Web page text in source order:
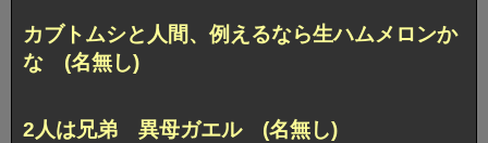
カブトムシと人間、例えるなら生ハムメロンか
な (名無し)
2人は兄弟 異母ガエル (名無し)